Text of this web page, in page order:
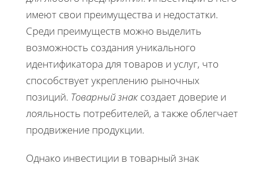
имеют свои преимущества и недостатки.
Среди преимуществ можно выделить
возможность создания уникального
идентификатора для товаров и услуг, что
способствует укреплению рыночных
позиций. Товарный знак создает доверие и
лояльность потребителей, а также облегчает
продвижение продукции.
Однако инвестиции в товарный знак